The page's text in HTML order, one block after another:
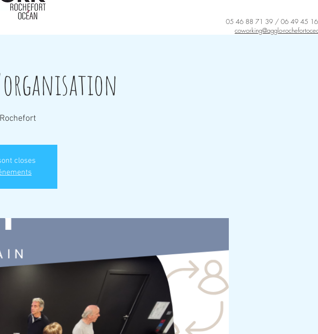
05 46 88 71 39 / 06 49 45
coworking@agglo-
Rochefort
closes